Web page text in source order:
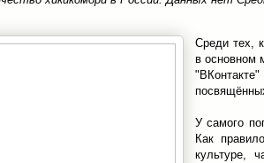
Среди тех,
в основном
У самого
Как
культуре,